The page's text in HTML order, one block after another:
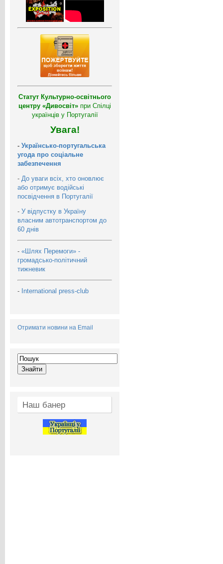
Статут Культурно-освітнього
центру «Дивосвіт» при Спілці
українців у Португалії
Увага!
- Українсько-португальська
угода про соціальне
забезпечення
- До уваги всіх, хто оновлює
або отримує водійські
посвідчення в Португалії
- У відпустку в Україну
власним автотранспортом до
60 днів
- «Шлях Перемоги» -
громадсько-політичний
тижневик
- International press-club
Отримати новини на Email
Наш банер